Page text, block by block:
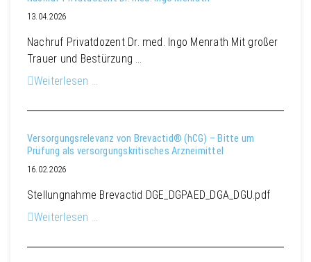
13.04.2026
Nachruf Privatdozent Dr. med. Ingo Menrath Mit großer
Trauer und Bestürzung …
Weiterlesen …
Versorgungsrelevanz von Brevactid® (hCG) – Bitte um
Prüfung als versorgungskritisches Arzneimittel
16.02.2026
Stellungnahme Brevactid DGE_DGPAED_DGA_DGU.pdf
Weiterlesen …